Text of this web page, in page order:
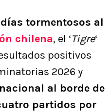
tormentosos al
chilena, el ‘Tigre‘
positivos
2026 y
al borde de
partidos por